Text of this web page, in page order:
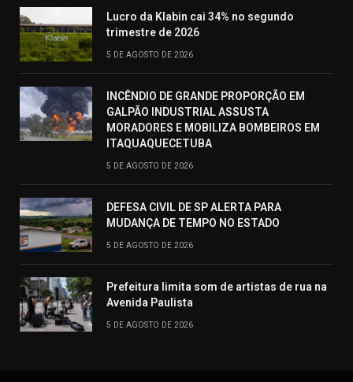
Lucro da Klabin cai 34% no segundo
trimestre de 2026
5 DE AGOSTO DE 2026
INCÊNDIO DE GRANDE PROPORÇÃO EM
GALPÃO INDUSTRIAL ASSUSTA
MORADORES E MOBILIZA BOMBEIROS EM
ITAQUAQUECETUBA
5 DE AGOSTO DE 2026
DEFESA CIVIL DE SP ALERTA PARA
MUDANÇA DE TEMPO NO ESTADO
5 DE AGOSTO DE 2026
Prefeitura limita som de artistas de rua na
Avenida Paulista
5 DE AGOSTO DE 2026